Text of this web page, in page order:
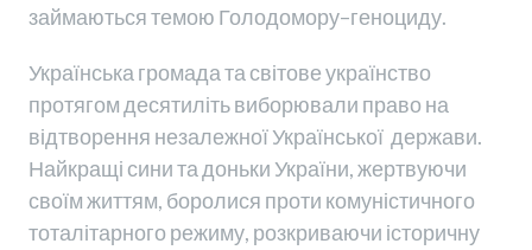
займаються темою Голодомору–геноциду.
Українська громада та світове українство
протягом десятиліть виборювали право на
відтворення незалежної Української держави.
Найкращі сини та доньки України, жертвуючи
своїм життям, боролися проти комуністичного
тоталітарного режиму, розкриваючи історичну